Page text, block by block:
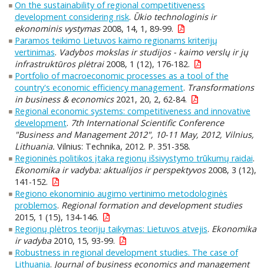
On the sustainability of regional competitiveness
development considering risk. Ūkio technologinis ir
ekonominis vystymas2008, 14, 1, 89-99.
Paramos teikimo Lietuvos kaimo regionams kriterijų
vertinimas. Vadybos mokslas ir studijos - kaimo verslų ir jų
infrastruktūros plėtrai2008, 1 (12), 176-182.
Portfolio of macroeconomic processes as a tool of the
country's economic efficiency management. Transformations
in business & economics2021, 20, 2, 62-84.
Regional economic systems: competitiveness and innovative
development. 7th International Scientific Conference
"Business and Management 2012", 10-11 May, 2012, Vilnius,
Lithuania. Vilnius: Technika, 2012. P. 351-358.
Regioninės politikos įtaka regionų išsivystymo trūkumų raidai.
Ekonomika ir vadyba: aktualijos ir perspektyvos2008, 3 (12),
141-152.
Regiono ekonominio augimo vertinimo metodologinės
problemos. Regional formation and development studies
2015, 1 (15), 134-146.
Regionų plėtros teorijų taikymas: Lietuvos atvejis. Ekonomika
ir vadyba2010, 15, 93-99.
Robustness in regional development studies. The case of
Lithuania. Journal of business economics and management